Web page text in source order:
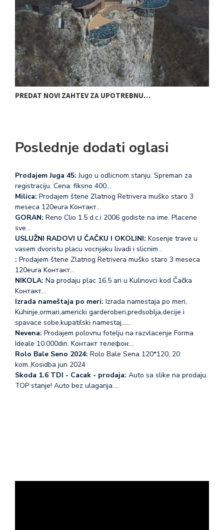
PREDAT NOVI ZAHTEV ZA UPOTREBNU…
Poslednje dodati oglasi
Prodajem Juga 45: Jugo u odlicnom stanju. Spreman za
registraciju. Cena: fiksno 400…
Milica: Prodajem štene Zlatnog Retrivera muško staro 3
meseca 120eura Koнтакт…
GORAN: Reno Clio 1.5 d.c.i 2006 godiste na ime. Placene
sve…
USLUŽNI RADOVI U ČAČKU I OKOLINI: Kosenje trave u
vasem dvoristu placu vocnjaku livadi i slicnim…
: Prodajem štene Zlatnog Retrivera muško staro 3 meseca
120eura Koнтакт…
NIKOLA: Na prodaju plac 16.5 ari u Kulinovci kod Čačka
Koнтакт…
Izrada nameštaja po meri: Izrada namestaja po meri,
Kuhinje,ormari,americki garderoberi,predsoblja,decije i
spavace sobe,kupatilski namestaj...…
Nevena: Prodajem polovnu fotelju na razvlacenje Forma
Ideale 10.000din. Koнтакт телефон:…
Rolo Bale Seno 2024: Rolo Bale Sena 120*120, 20
kom.,Kosidba jun 2024
Skoda 1.6 TDI - Cacak - prodaja: Auto sa slike na prodaju.
TOP stanje! Auto bez ulaganja.…